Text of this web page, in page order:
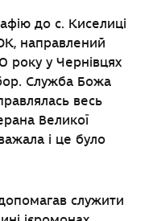
до с. Киселиці
направлений
року у Чернівцях
Служба Божа
весь
Великої
і це було
служити